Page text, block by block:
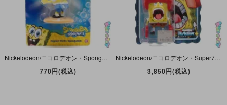
770円(税込) 3,850円(税込)